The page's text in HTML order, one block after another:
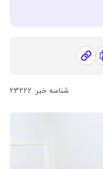
شناسه خبر: ۲۳۲۲۲